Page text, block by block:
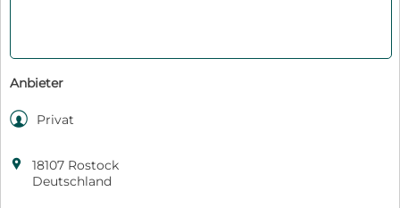
Anbieter
 Privat

18107 Rostock
Deutschland